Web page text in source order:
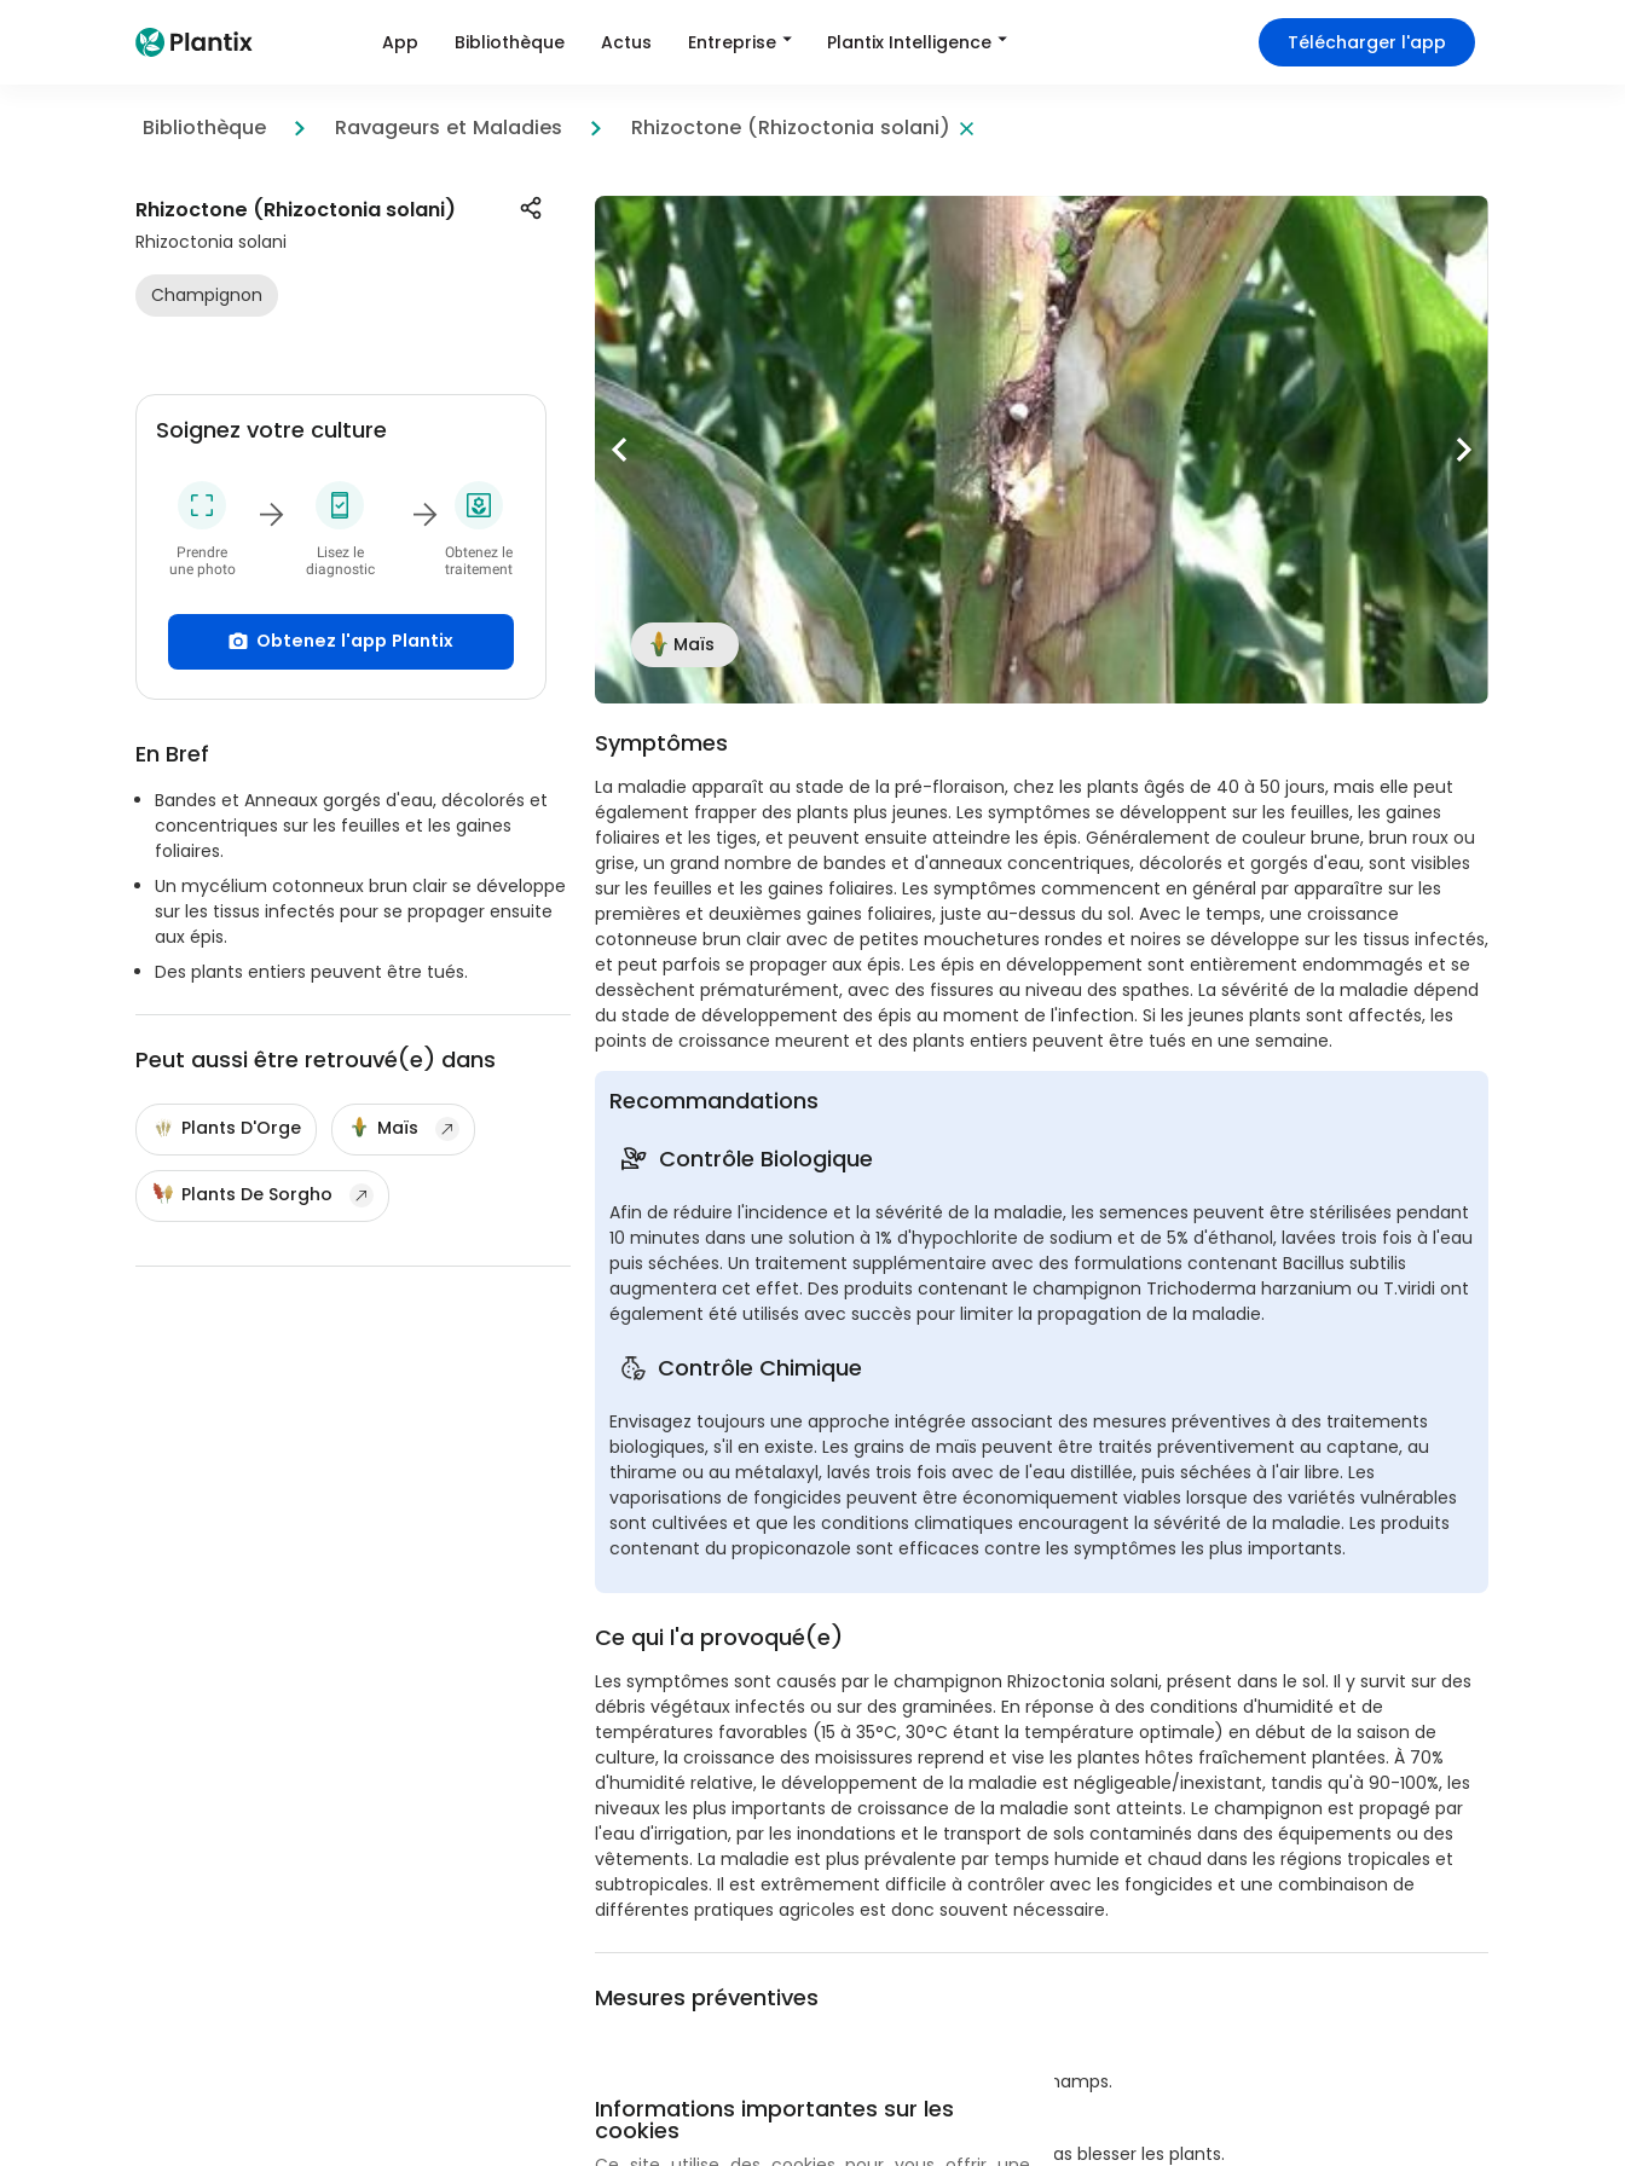
App Bibliothèque Actus Entreprise Plantix Intelligence Télécharger l'app
Bibliothèque Ravageurs et Maladies Rhizoctone (Rhizoctonia solani)
Rhizoctone (Rhizoctonia solani)
Rhizoctonia solani
Champignon
Soignez votre culture
Prendre
une photo
Lisez le
diagnostic
Obtenez le
traitement
Obtenez l'app Plantix
En Bref
Bandes et Anneaux gorgés d'eau, décolorés et
concentriques sur les feuilles et les gaines
foliaires.
Un mycélium cotonneux brun clair se développe
sur les tissus infectés pour se propager ensuite
aux épis.
Des plants entiers peuvent être tués.
Peut aussi être retrouvé(e) dans
Plants D'Orge Maïs
Plants De Sorgho
Maïs
Symptômes
La maladie apparaît au stade de la pré-floraison, chez les plants âgés de 40 à 50 jours, mais elle peut
également frapper des plants plus jeunes. Les symptômes se développent sur les feuilles, les gaines
foliaires et les tiges, et peuvent ensuite atteindre les épis. Généralement de couleur brune, brun roux ou
grise, un grand nombre de bandes et d'anneaux concentriques, décolorés et gorgés d'eau, sont visibles
sur les feuilles et les gaines foliaires. Les symptômes commencent en général par apparaître sur les
premières et deuxièmes gaines foliaires, juste au-dessus du sol. Avec le temps, une croissance
cotonneuse brun clair avec de petites mouchetures rondes et noires se développe sur les tissus infectés,
et peut parfois se propager aux épis. Les épis en développement sont entièrement endommagés et se
dessèchent prématurément, avec des fissures au niveau des spathes. La sévérité de la maladie dépend
du stade de développement des épis au moment de l'infection. Si les jeunes plants sont affectés, les
points de croissance meurent et des plants entiers peuvent être tués en une semaine.
Recommandations
Contrôle Biologique
Afin de réduire l'incidence et la sévérité de la maladie, les semences peuvent être stérilisées pendant
10 minutes dans une solution à 1% d'hypochlorite de sodium et de 5% d'éthanol, lavées trois fois à l'eau
puis séchées. Un traitement supplémentaire avec des formulations contenant Bacillus subtilis
augmentera cet effet. Des produits contenant le champignon Trichoderma harzanium ou T.viridi ont
également été utilisés avec succès pour limiter la propagation de la maladie.
Contrôle Chimique
Envisagez toujours une approche intégrée associant des mesures préventives à des traitements
biologiques, s'il en existe. Les grains de maïs peuvent être traités préventivement au captane, au
thirame ou au métalaxyl, lavés trois fois avec de l'eau distillée, puis séchées à l'air libre. Les
vaporisations de fongicides peuvent être économiquement viables lorsque des variétés vulnérables
sont cultivées et que les conditions climatiques encouragent la sévérité de la maladie. Les produits
contenant du propiconazole sont efficaces contre les symptômes les plus importants.
Ce qui l'a provoqué(e)
Les symptômes sont causés par le champignon Rhizoctonia solani, présent dans le sol. Il y survit sur des
débris végétaux infectés ou sur des graminées. En réponse à des conditions d'humidité et de
températures favorables (15 à 35°C, 30°C étant la température optimale) en début de la saison de
culture, la croissance des moisissures reprend et vise les plantes hôtes fraîchement plantées. À 70%
d'humidité relative, le développement de la maladie est négligeable/inexistant, tandis qu'à 90-100%, les
niveaux les plus importants de croissance de la maladie sont atteints. Le champignon est propagé par
l'eau d'irrigation, par les inondations et le transport de sols contaminés dans des équipements ou des
vêtements. La maladie est plus prévalente par temps humide et chaud dans les régions tropicales et
subtropicales. Il est extrêmement difficile à contrôler avec les fongicides et une combinaison de
différentes pratiques agricoles est donc souvent nécessaire.
Mesures préventives
Évitez les densités importantes de plants dans les champs.
Retirez et brûlez les plants infectés après récolte.
Assurez-vous de maintenir le champ net et de ne pas blesser les plants.
Informations importantes sur les
cookies